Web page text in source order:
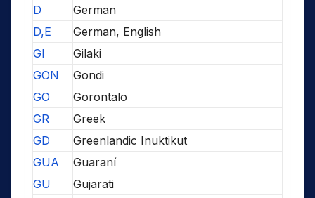
D
German
D,E
German, English
GI
Gilaki
GON
Gondi
GO
Gorontalo
GR
Greek
GD
Greenlandic Inuktikut
GUA
Guaraní
GU
Gujarati